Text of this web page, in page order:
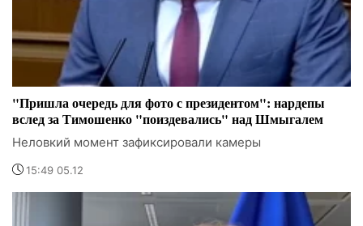
"Пришла очередь для фото с президентом": нардепы
вслед за Тимошенко "поиздевались" над Шмыгалем
Неловкий момент зафиксировали камеры
15:49 05.12